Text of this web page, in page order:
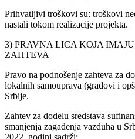
Prihvatljivi troškovi su: troškovi
nastali tokom realizacije projekta.
3) PRAVNA LICA KOJA
ZAHTEVA
Pravo na podnošenje zahteva za
lokalnih samouprava (gradovi i
Srbije.
Zahtev za dodelu sredstava
smanjenja zagađenja vazduha u